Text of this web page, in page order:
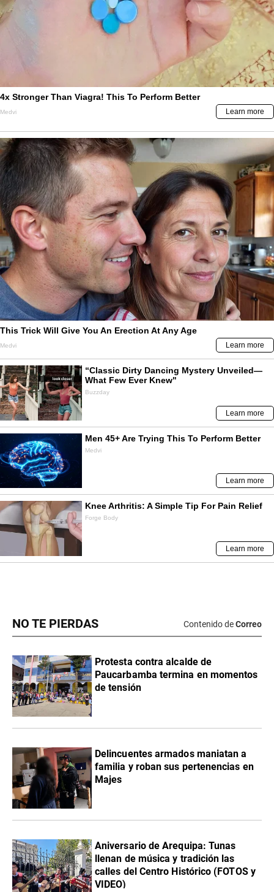
NO TE PIERDAS Contenido deCorreo
Protesta contra alcalde de
Paucarbamba termina en momentos
de tensión
Delincuentes armados maniatan a
familia y roban sus pertenencias en
Majes
Aniversario de Arequipa: Tunas
llenan de música y tradición las
calles del Centro Histórico (FOTOS y
VIDEO)